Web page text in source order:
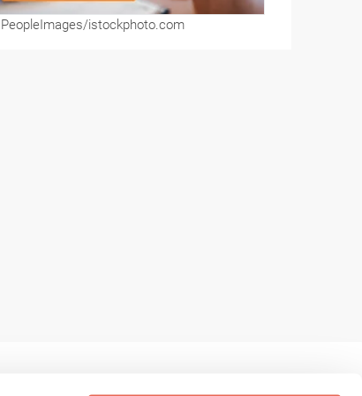
istockphoto.com